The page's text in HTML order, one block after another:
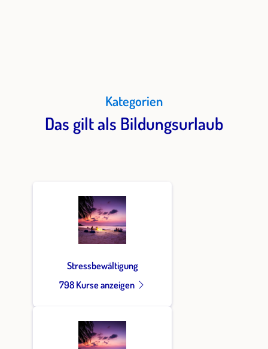
Kategorien
Das gilt als Bildungsurlaub
Stressbewältigung
798 Kurse anzeigen